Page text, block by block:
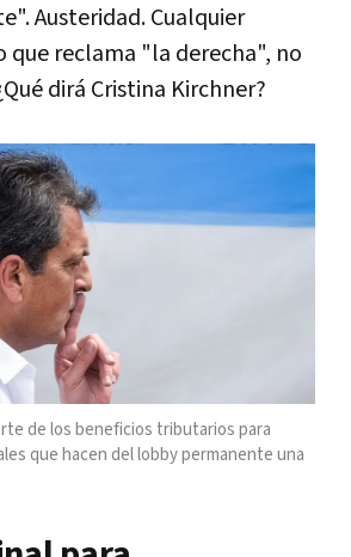
Austeridad. Cualquier
que reclama "la derecha", no
dirá Cristina Kirchner?
de los beneficios tributarios para
que hacen del lobby permanente una